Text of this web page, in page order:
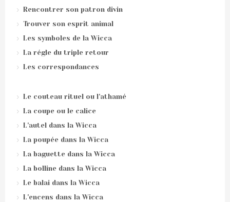
Rencontrer son patron divin
Trouver son esprit animal
Les symboles de la Wicca
La régle du triple retour
Les correspondances
Le couteau rituel ou l'athamé
La coupe ou le calice
L'autel dans la Wicca
La poupée dans la Wicca
La baguette dans la Wicca
La bolline dans la Wicca
Le balai dans la Wicca
L'encens dans la Wicca